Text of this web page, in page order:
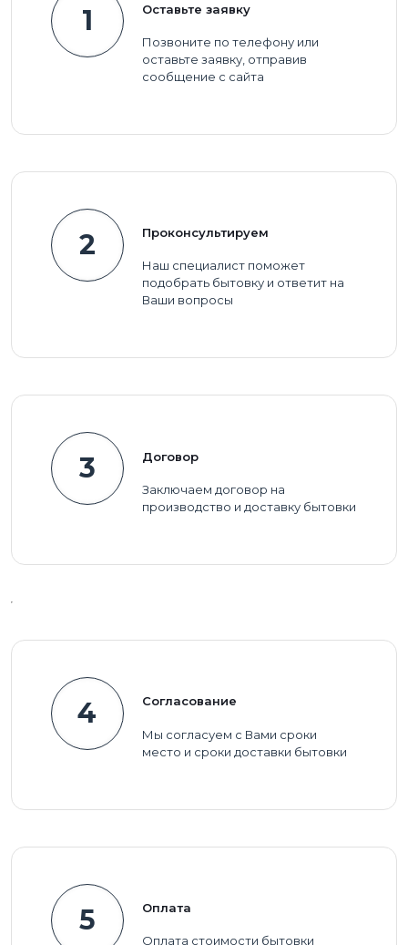
1 Оставьте заявку
Позвоните по телефону или
оставьте заявку, отправив
сообщение с сайта
2 Проконсультируем
Наш специалист поможет
подобрать бытовку и ответит на
Ваши вопросы
3 Договор
Заключаем договор на
производство и доставку бытовки
4 Согласование
Мы согласуем с Вами сроки
место и сроки доставки бытовки
5 Оплата
Оплата стоимости бытовки